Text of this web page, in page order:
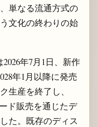
単なる流通方式の
文化の終わりの始
2026年7月1日、新作
年1月以降に発売
生産を終了し、
ド販売を通じたデ
た。既存のディス